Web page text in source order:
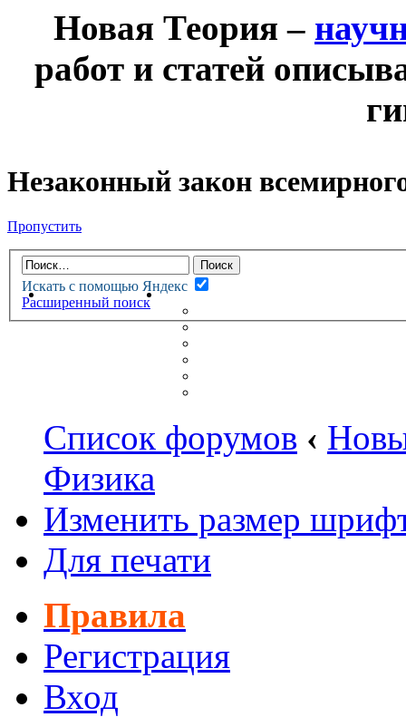
Новая Теория –
работ и статей
Незаконный закон
Пропустить
Искать с помощью Яндекс
Расширенный поиск
НОВАЯ ТЕОРИЯФОРУМ
НЕПРОЧИТАННЫЕ
Список форумов ‹
Физика
Изменить размер
Для печати
Правила
Регистрация
Вход